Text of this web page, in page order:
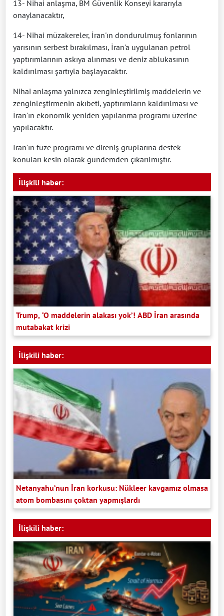
13- Nihai anlaşma, BM Güvenlik Konseyi kararıyla
onaylanacaktır,
14- Nihai müzakereler, İran'ın dondurulmuş fonlarının
yarısının serbest bırakılması, İran'a uygulanan petrol
yaptırımlarının askıya alınması ve deniz ablukasının
kaldırılması şartıyla başlayacaktır.
Nihai anlaşma yalnızca zenginleştirilmiş maddelerin ve
zenginleştirmenin akıbeti, yaptırımların kaldırılması ve
İran'ın ekonomik yeniden yapılanma programı üzerine
yapılacaktır.
İran'ın füze programı ve direniş gruplarına destek
konuları kesin olarak gündemden çıkarılmıştır.
İlişkili haber:
Trump, ‘O maddelerin alakası yok’! ABD İran arasında
mutabakat krizi
İlişkili haber:
Netanyahu‘nun İran korkusu: Nükleer kavgamız olmasa
atom bombasını çoktan yapmışlardı
İlişkili haber: